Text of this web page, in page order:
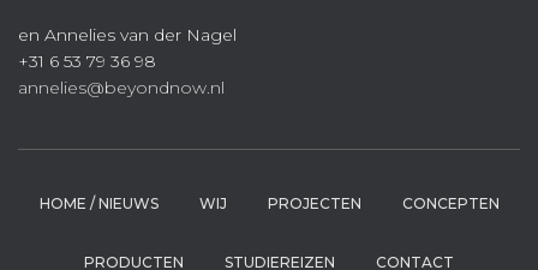
en Annelies van der Nagel
+31 6 53 79 36 98
annelies@beyondnow.nl
HOME / NIEUWS WIJ PROJECTEN CONCEPTEN
PRODUCTEN STUDIEREIZEN CONTACT